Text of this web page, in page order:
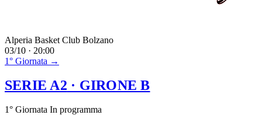
Alperia Basket Club Bolzano
03/10 · 20:00
1° Giornata →
SERIE A2 · GIRONE B
1° Giornata In programma